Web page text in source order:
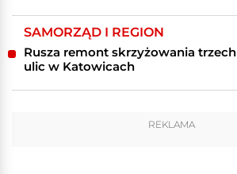
SAMORZĄD I REGION
Rusza remont skrzyżowania trzech
ulic w Katowicach
REKLAMA